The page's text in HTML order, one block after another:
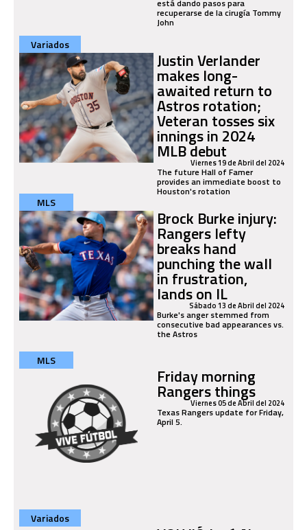
está dando pasos para
recuperarse de la cirugía Tommy
John
Variados
Justin Verlander
makes long-
awaited return to
Astros rotation;
Veteran tosses six
innings in 2024
MLB debut
Viernes 19 de Abril del 2024
The future Hall of Famer
provides an immediate boost to
Houston's rotation
MLS
Brock Burke injury:
Rangers lefty
breaks hand
punching the wall
in frustration,
lands on IL
Sábado 13 de Abril del 2024
Burke's anger stemmed from
consecutive bad appearances vs.
the Astros
MLS
Friday morning
Rangers things
Viernes 05 de Abril del 2024
Texas Rangers update for Friday,
April 5.
Variados